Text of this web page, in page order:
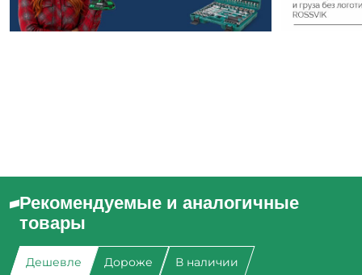
Рекомендуемые и аналогичные
товары
Дешевле Дороже В наличии